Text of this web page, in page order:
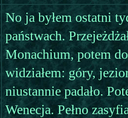
No ja byłem ostatni
państwach.
Monachium, potem
widziałem: góry,
niustannie padało.
Wenecja. Pełno